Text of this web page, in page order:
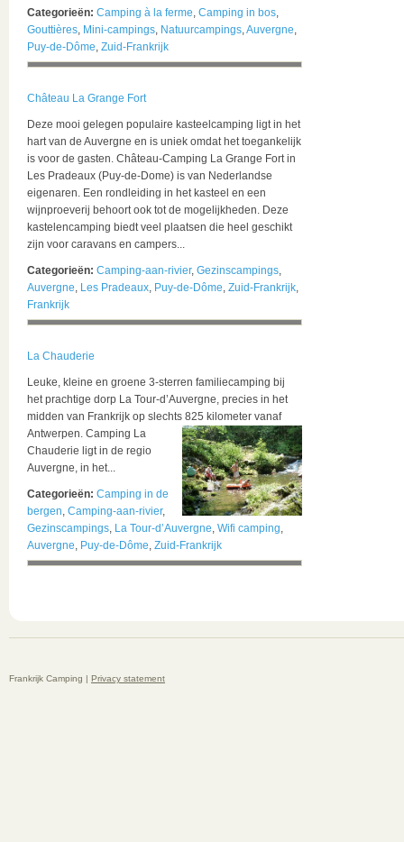
Categorieën: Camping à la ferme, Camping in bos,
Gouttières, Mini-campings, Natuurcampings,Auvergne,
Puy-de-Dôme, Zuid-Frankrijk
Château La Grange Fort
Deze mooi gelegen populaire kasteelcamping ligt in het
hart van de Auvergne en is uniek omdat het toegankelijk
is voor de gasten. Château-Camping La Grange Fort in
Les Pradeaux (Puy-de-Dome) is van Nederlandse
eigenaren. Een rondleiding in het kasteel en een
wijnproeverij behoort ook tot de mogelijkheden. Deze
kastelencamping biedt veel plaatsen die heel geschikt
zijn voor caravans en campers...
Categorieën: Camping-aan-rivier, Gezinscampings,
Auvergne, Les Pradeaux, Puy-de-Dôme, Zuid-Frankrijk,
Frankrijk
La Chauderie
Leuke, kleine en groene 3-sterren familiecamping bij
het prachtige dorp La Tour-d’Auvergne, precies in het
midden van Frankrijk op slechts 825 kilometer vanaf
Antwerpen. Camping La
Chauderie ligt in de regio
Auvergne, in het...
Categorieën: Camping in de
bergen, Camping-aan-rivier,
Gezinscampings, La Tour-d’Auvergne, Wifi camping,
Auvergne, Puy-de-Dôme, Zuid-Frankrijk
Frankrijk Camping | Privacy statement